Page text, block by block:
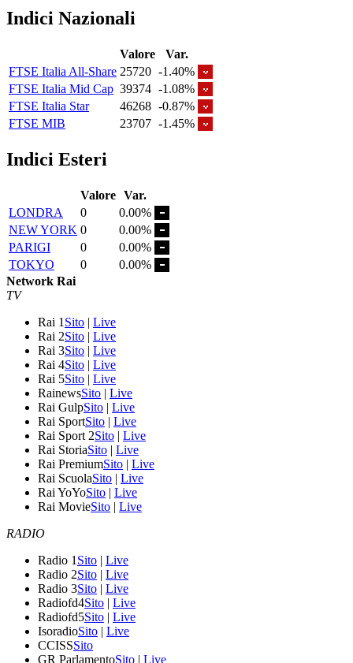
Indici Nazionali
Valore
Var.
FTSE Italia All-Share 25720 -1.40%
FTSE Italia Mid Cap 39374 -1.08%
FTSE Italia Star
46268 -0.87%
FTSE MIB
23707 -1.45%
Indici Esteri
Valore Var.
LONDRA
0
0.00%
NEW YORK 0
0.00%
PARIGI
0
0.00%
TOKYO
0
0.00%
Network Rai
TV
Rai 1 Sito | Live
Rai 2Sito | Live
Rai 3Sito | Live
Rai 4Sito | Live
Rai 5Sito | Live
RainewsSito | Live
Rai GulpSito | Live
Rai SportSito | Live
Rai Sport 2Sito | Live
Rai StoriaSito | Live
Rai PremiumSito | Live
Rai ScuolaSito | Live
Rai YoYoSito | Live
Rai MovieSito | Live
RADIO
Radio 1 Sito | Live
Radio 2Sito | Live
Radio 3Sito | Live
Radiofd4Sito | Live
Radiofd5Sito | Live
IsoradioSito | Live
CCISSSito
GR ParlamentoSito | Live